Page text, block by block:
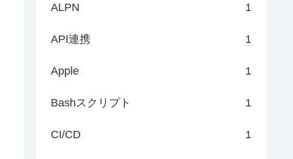
ALPN 1
API連携 1
Apple 1
Bashスクリプト 1
CI/CD 1